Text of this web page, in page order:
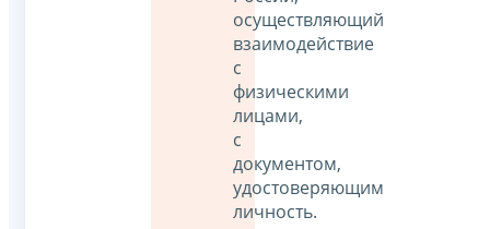
осуществляющий
взаимодействие
с
физическими
лицами,
с
документом,
удостоверяющим
личность.